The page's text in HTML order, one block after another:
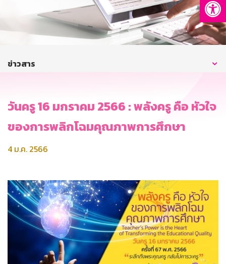
ติดต่อเรา
บริการออนไลน์
ข่าวสาร
วันครู 16 มกราคม 2566 : พลังครู คือ หัวใจ
ของการพลิกโฉมคุณภาพการศึกษา
4 ม.ค. 2566